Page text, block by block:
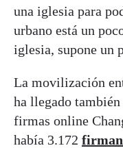
una iglesia para
urbano está un
iglesia, supone un
La movilización
ha llegado
firmas online
había 3.172